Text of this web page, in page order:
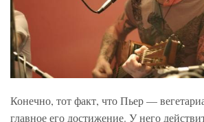
Конечно, тот факт, что Пьер —
главное его достижение. У него